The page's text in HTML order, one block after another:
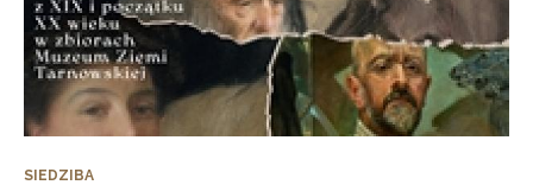
SIEDZIBA